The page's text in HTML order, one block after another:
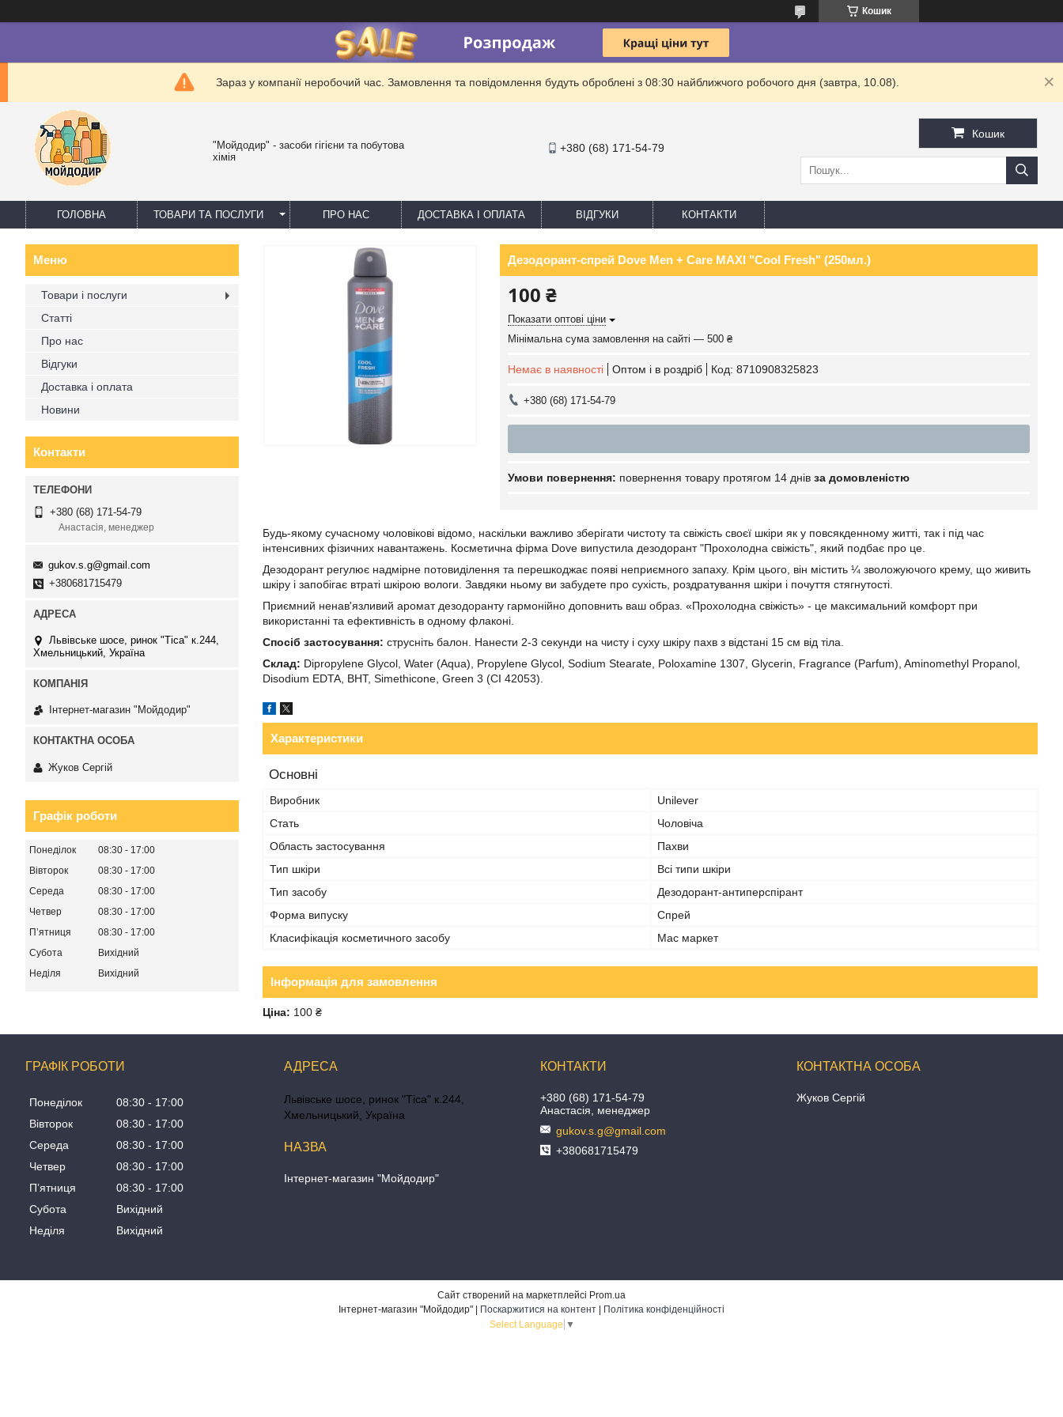
Кошик
Зараз у компанії неробочий час. Замовлення та повідомлення будуть оброблені з 08:30 найближчого робочого дня (завтра, 10.08).
"Мойдодир" - засоби гігієни та побутова
хімія
+380 (68) 171-54-79
Кошик
ГОЛОВНА ТОВАРИ ТА ПОСЛУГИ ПРО НАС ДОСТАВКА І ОПЛАТА ВІДГУКИ КОНТАКТИ
Дезодорант-спрей Dove Men + Care MAXI "Cool Fresh" (250мл.)
100 ₴
Показати оптові ціни
Мінімальна сума замовлення на сайті — 500 ₴
Немає в наявності Оптом і в роздріб Код: 8710908325823
+380 (68) 171-54-79
повернення товару протягом 14 днів за домовленістю
Будь-якому сучасному чоловікові відомо, наскільки важливо зберігати чистоту та свіжість своєї шкіри як у повсякденному житті, так і під час
інтенсивних фізичних навантажень. Косметична фірма Dove випустила дезодорант "Прохолодна свіжість", який подбає про це.
Дезодорант регулює надмірне потовиділення та перешкоджає появі неприємного запаху. Крім цього, він містить ¼ зволожуючого крему, що живить
шкіру і запобігає втраті шкірою вологи. Завдяки ньому ви забудете про сухість, роздратування шкіри і почуття стягнутості.
Приємний ненав'язливий аромат дезодоранту гармонійно доповнить ваш образ. «Прохолодна свіжість» - це максимальний комфорт при
використанні та ефективність в одному флаконі.
Спосіб застосування: струсніть балон. Нанести 2-3 секунди на чисту і суху шкіру пахв з відстані 15 см від тіла.
Склад: Dipropylene Glycol, Water (Aqua), Propylene Glycol, Sodium Stearate, Poloxamine 1307, Glycerin, Fragrance (Parfum), Aminomethyl Propanol,
Disodium EDTA, BHT, Simethicone, Green 3 (CI 42053).
Характеристики
Основні
Виробник
Unilever
Стать
Чоловіча
Область застосування
Пахви
Тип шкіри
Всі типи шкіри
Тип засобу
Дезодорант-антиперспірант
Форма випуску
Спрей
Класифікація косметичного засобу
Мас маркет
Інформація для замовлення
Ціна: 100 ₴
Товари і послуги
Статті
Про нас
Відгуки
Доставка і оплата
Новини
Контакти
+380 (68) 171-54-79
Анастасія, менеджер
gukov.s.g@gmail.com
+380681715479
Львівське шосе, ринок "Тіса" к.244,
Хмельницький, Україна
Інтернет-магазин "Мойдодир"
Жуков Сергій
Графік роботи
Понеділок 08:30
17:00
Вівторок
08:30
17:00
Середа
08:30
17:00
Четвер
08:30
17:00
Пʼятниця
08:30
17:00
Субота
Вихідний
Неділя
Вихідний
ГРАФІК РОБОТИ
Понеділок 08:30
17:00
Вівторок
08:30
17:00
Середа
08:30
17:00
Четвер
08:30
17:00
Пʼятниця
08:30
17:00
Субота
Вихідний
Неділя
Вихідний
Львівське шосе, ринок "Тіса" к.244,
Хмельницький, Україна
Інтернет-магазин "Мойдодир"
+380 (68) 171-54-79
Анастасія, менеджер
gukov.s.g@gmail.com
+380681715479
Жуков Сергій
Сайт створений на маркетплейсі Prom.ua
Поскаржитися на контент
Політика конфіденційності
Select Language ▼